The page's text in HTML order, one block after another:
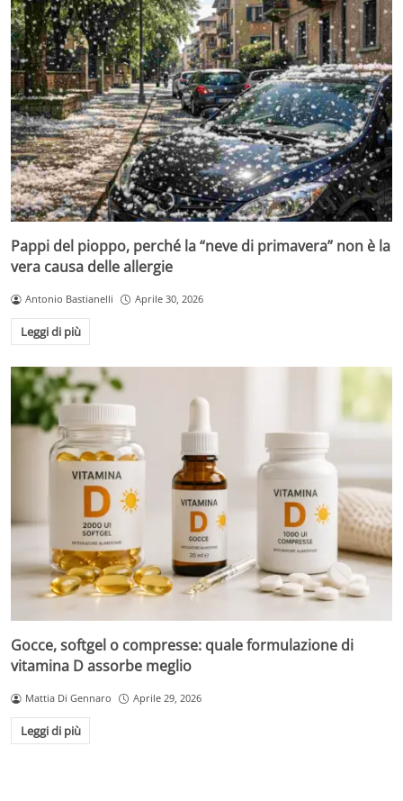
Pappi del pioppo, perché la “neve di primavera” non è la
vera causa delle allergie
Antonio Bastianelli Aprile 30, 2026
Leggi di più
Gocce, softgel o compresse: quale formulazione di
vitamina D assorbe meglio
Mattia Di Gennaro Aprile 29, 2026
Leggi di più